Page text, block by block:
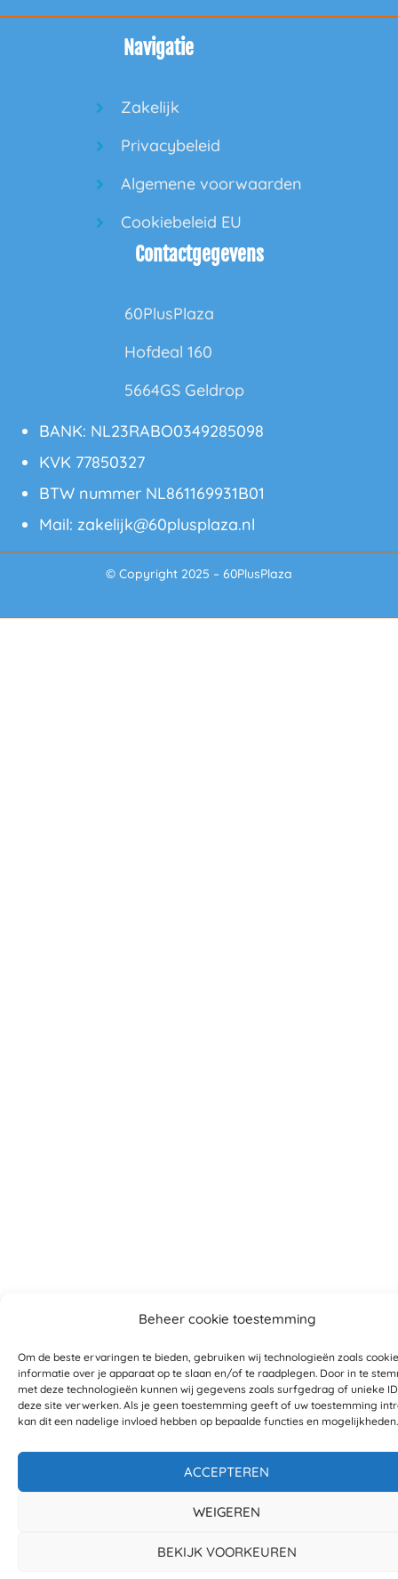
Beheer cookie toestemming
Om de beste ervaringen te bieden, gebruiken wij technologieën zoals
informatie over je apparaat op te slaan en/of te raadplegen. Door in te
met deze technologieën kunnen wij gegevens zoals surfgedrag of unieke
deze site verwerken. Als je geen toestemming geeft of uw toestemming
kan dit een nadelige invloed hebben op bepaalde functies en mogelijkheden.
ACCEPTEREN
WEIGEREN
BEKIJK VOORKEUREN
Navigatie
Zakelijk
Privacybeleid
Algemene voorwaarden
Cookiebeleid EU
Contactgegevens
60PlusPlaza
Hofdeal 160
5664GS Geldrop
info@60plusplaza.nl
BANK: NL23RABO0349285098
KVK 77850327
BTW nummer NL861169931B01
Mail: zakelijk@60plusplaza.nl
© Copyright 2025 – 60PlusPlaza